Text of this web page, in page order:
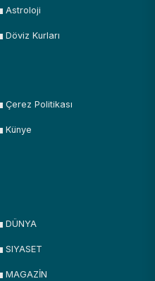
Astroloji
Döviz Kurları
Çerez Politikası
Künye
DÜNYA
SIYASET
MAGAZİN